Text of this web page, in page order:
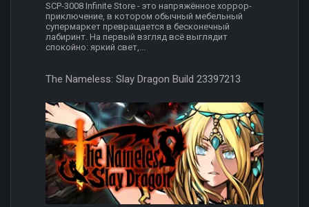
SCP-3008 Infinite Store - это напряжённое хоррор-
приключение, в котором обычный мебельный
супермаркет превращается в бесконечный
лабиринт. На первый взгляд всё выглядит
спокойно: яркий свет,...
The Nameless: Slay Dragon Build 23397213